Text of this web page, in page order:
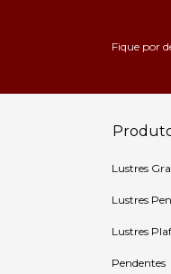
Fique por
Lustres
Lustres
Lustres
Pendentes